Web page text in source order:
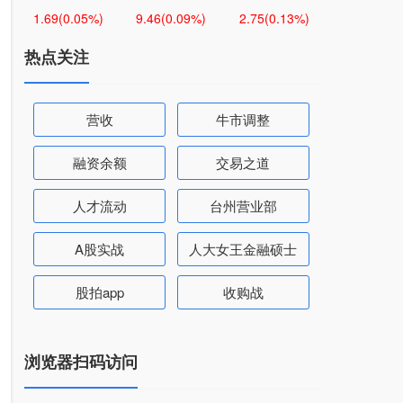
1.69(0.05%) 9.46(0.09%) 2.75(0.13%)
热点关注
营收 牛市调整
融资余额 交易之道
人才流动 台州营业部
A股实战 人大女王金融硕士
股拍app 收购战
浏览器扫码访问